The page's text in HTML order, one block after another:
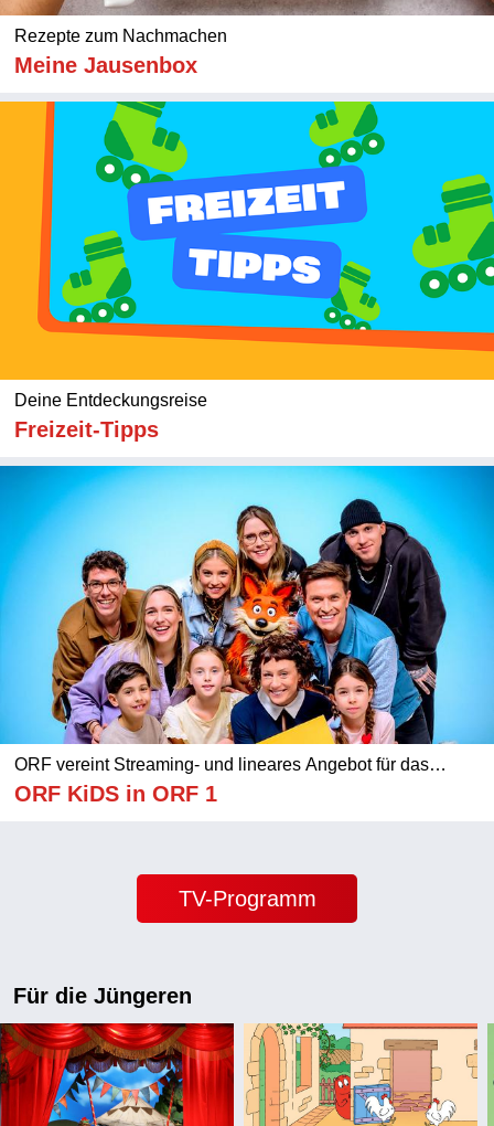
Rezepte zum Nachmachen
Meine Jausenbox
Deine Entdeckungsreise
Freizeit-Tipps
ORF vereint Streaming- und lineares Angebot für das
jüngste Publikum
ORF KiDS in ORF 1
TV-Programm
Für die Jüngeren